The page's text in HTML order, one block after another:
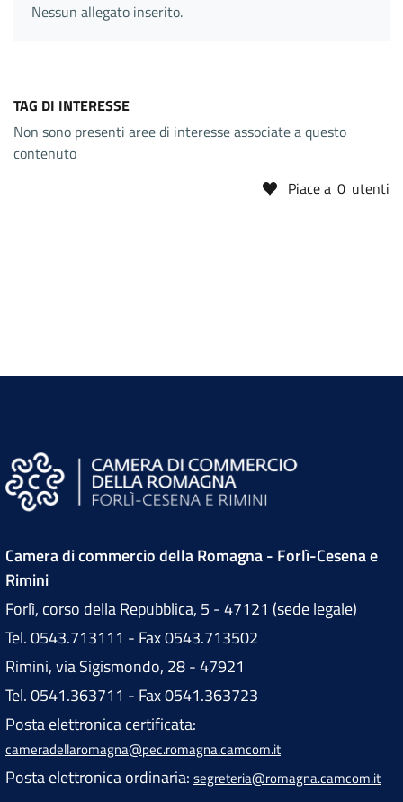
Nessun allegato inserito.
TAG DI INTERESSE
Non sono presenti aree di interesse associate a questo
contenuto
Piace a 0 utenti
Camera di commercio della Romagna - Forlì-Cesena e
Rimini
Forlì, corso della Repubblica, 5 - 47121 (sede legale)
Tel. 0543.713111 - Fax 0543.713502
Rimini, via Sigismondo, 28 - 47921
Tel. 0541.363711 - Fax 0541.363723
Posta elettronica certificata:
cameradellaromagna@pec.romagna.camcom.it
Posta elettronica ordinaria: segreteria@romagna.camcom.it